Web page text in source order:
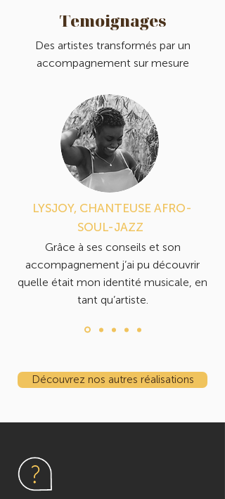
Temoignages
Des artistes transformés par un
accompagnement sur mesure
LYSJOY, CHANTEUSE AFRO-
SOUL-JAZZ
Grâce à ses conseils et son
accompagnement j’ai pu découvrir
quelle était mon identité musicale, en
tant qu’artiste.
Découvrez nos autres réalisations